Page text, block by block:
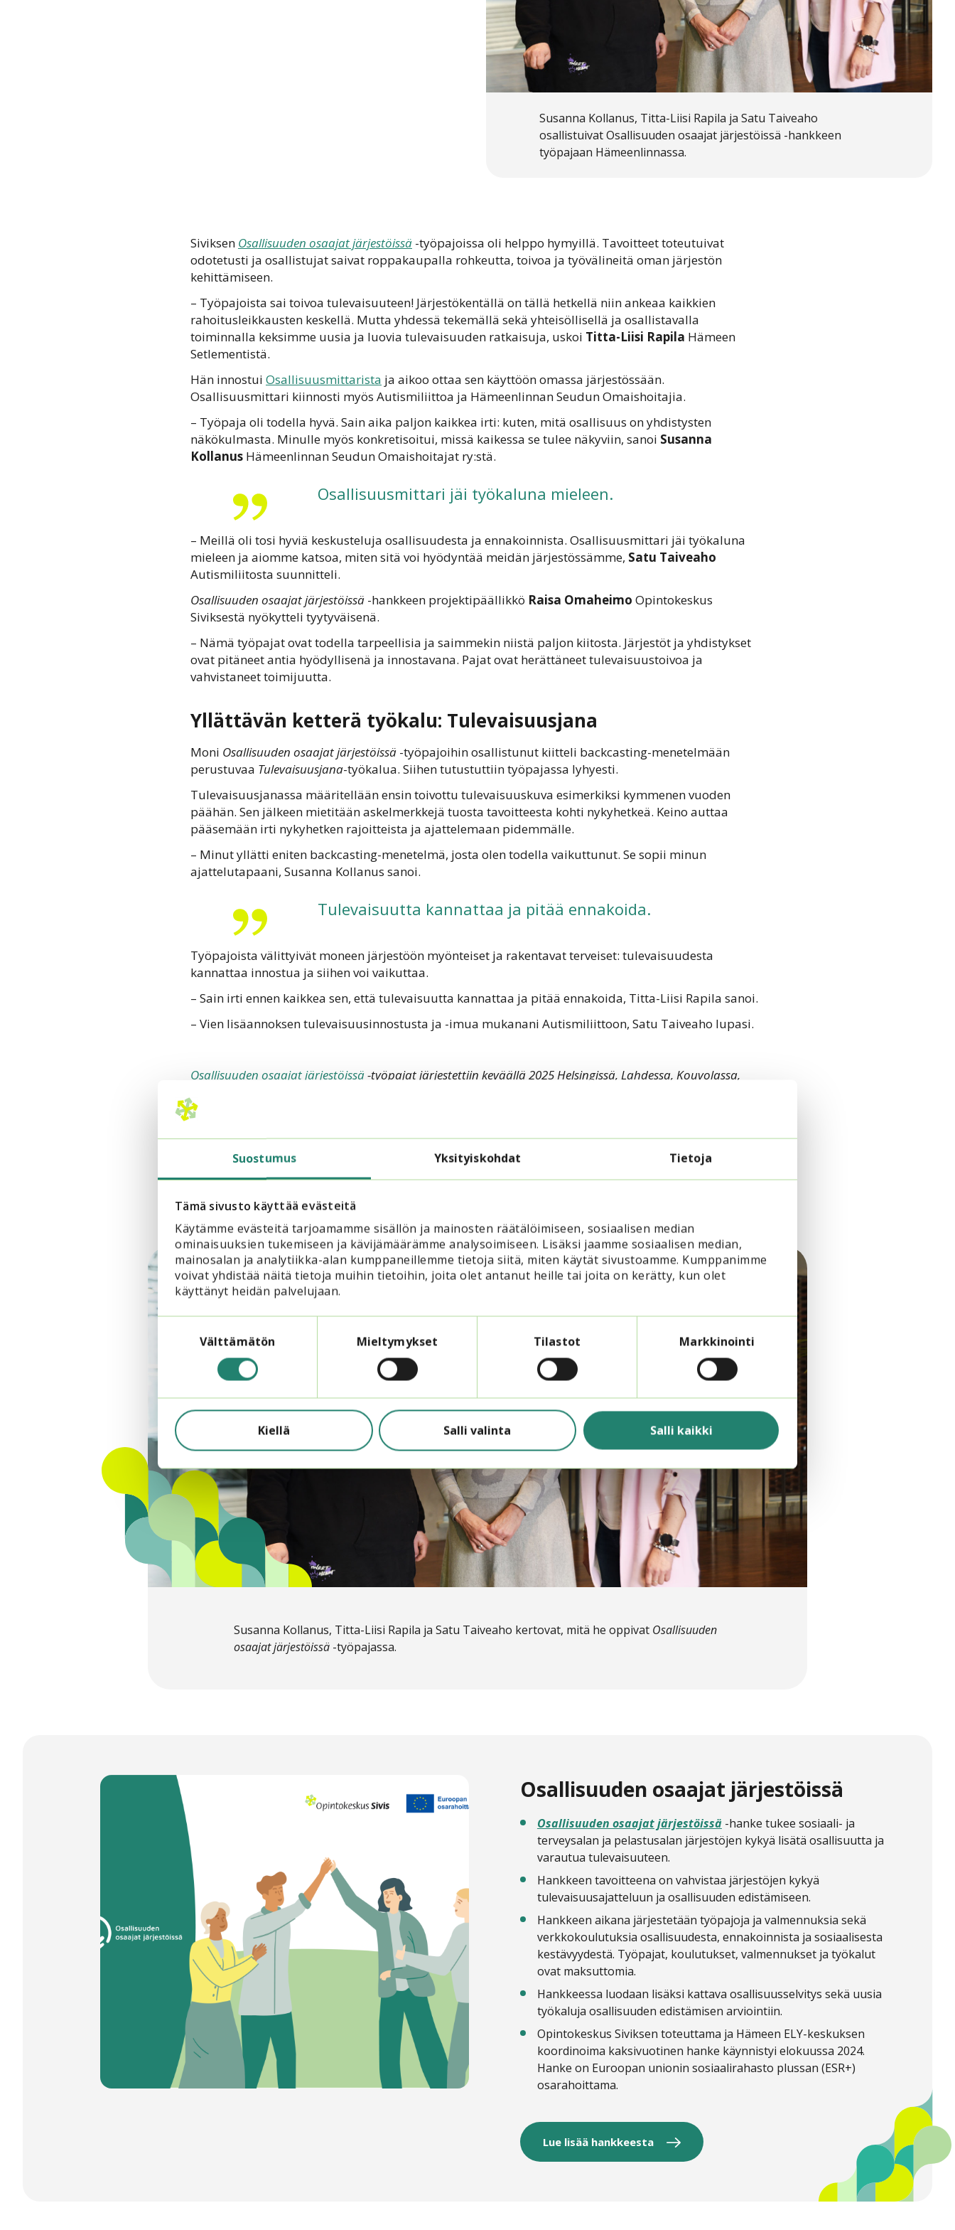
Suostumus Yksityiskohdat Tietoja
Tämä sivusto käyttää evästeitä
Käytämme evästeitä tarjoamamme sisällön ja mainosten räätälöimiseen, sosiaalisen median
ominaisuuksien tukemiseen ja kävijämäärämme analysoimiseen. Lisäksi jaamme sosiaalisen median,
mainosalan ja analytiikka-alan kumppaneillemme tietoja siitä, miten käytät sivustoamme. Kumppanimme
voivat yhdistää näitä tietoja muihin tietoihin, joita olet antanut heille tai joita on kerätty, kun olet
käyttänyt heidän palvelujaan.
Välttämätön Mieltymykset Tilastot Markkinointi
Kiellä Salli valinta Salli kaikki
Susanna Kollanus, Titta-Liisi Rapila ja Satu Taiveaho
osallistuivat Osallisuuden osaajat järjestöissä -hankkeen
työpajaan Hämeenlinnassa.
Siviksen Osallisuuden osaajat järjestöissä -työpajoissa oli helppo hymyillä. Tavoitteet toteutuivat
odotetusti ja osallistujat saivat roppakaupalla rohkeutta, toivoa ja työvälineitä oman järjestön
kehittämiseen.
– Työpajoista sai toivoa tulevaisuuteen! Järjestökentällä on tällä hetkellä niin ankeaa kaikkien
rahoitusleikkausten keskellä. Mutta yhdessä tekemällä sekä yhteisöllisellä ja osallistavalla
toiminnalla keksimme uusia ja luovia tulevaisuuden ratkaisuja, uskoi Titta-Liisi Rapila Hämeen
Setlementistä.
Hän innostui Osallisuusmittarista ja aikoo ottaa sen käyttöön omassa järjestössään.
Osallisuusmittari kiinnosti myös Autismiliittoa ja Hämeenlinnan Seudun Omaishoitajia.
– Työpaja oli todella hyvä. Sain aika paljon kaikkea irti: kuten, mitä osallisuus on yhdistysten
näkökulmasta. Minulle myös konkretisoitui, missä kaikessa se tulee näkyviin, sanoi Susanna
Kollanus Hämeenlinnan Seudun Omaishoitajat ry:stä.
Osallisuusmittari jäi työkaluna mieleen.
– Meillä oli tosi hyviä keskusteluja osallisuudesta ja ennakoinnista. Osallisuusmittari jäi työkaluna
mieleen ja aiomme katsoa, miten sitä voi hyödyntää meidän järjestössämme, Satu Taiveaho
Autismiliitosta suunnitteli.
Osallisuuden osaajat järjestöissä -hankkeen projektipäällikkö Raisa Omaheimo Opintokeskus
Siviksestä nyökytteli tyytyväisenä.
– Nämä työpajat ovat todella tarpeellisia ja saimmekin niistä paljon kiitosta. Järjestöt ja yhdistykset
ovat pitäneet antia hyödyllisenä ja innostavana. Pajat ovat herättäneet tulevaisuustoivoa ja
vahvistaneet toimijuutta.
Yllättävän ketterä työkalu: Tulevaisuusjana
Moni Osallisuuden osaajat järjestöissä -työpajoihin osallistunut kiitteli backcasting-menetelmään
perustuvaa Tulevaisuusjana-työkalua. Siihen tutustuttiin työpajassa lyhyesti.
Tulevaisuusjanassa määritellään ensin toivottu tulevaisuuskuva esimerkiksi kymmenen vuoden
päähän. Sen jälkeen mietitään askelmerkkejä tuosta tavoitteesta kohti nykyhetkeä. Keino auttaa
pääsemään irti nykyhetken rajoitteista ja ajattelemaan pidemmälle.
– Minut yllätti eniten backcasting-menetelmä, josta olen todella vaikuttunut. Se sopii minun
ajattelutapaani, Susanna Kollanus sanoi.
Tulevaisuutta kannattaa ja pitää ennakoida.
Työpajoista välittyivät moneen järjestöön myönteiset ja rakentavat terveiset: tulevaisuudesta
kannattaa innostua ja siihen voi vaikuttaa.
– Sain irti ennen kaikkea sen, että tulevaisuutta kannattaa ja pitää ennakoida, Titta-Liisi Rapila sanoi.
– Vien lisäannoksen tulevaisuusinnostusta ja -imua mukanani Autismiliittoon, Satu Taiveaho lupasi.
Osallisuuden osaajat järjestöissä-työpajat järjestettiin keväällä 2025 Helsingissä, Lahdessa, Kouvolassa,
ilmoittautuminen on nyt käynnissä.
Lue lisää Osallisuuden iltapäivistä ja ilmoittaudu mukaan!
Katso video
Susanna Kollanus, Titta-Liisi Rapila ja Satu Taiveaho kertovat, mitä he oppivat Osallisuuden
osaajat järjestöissä-työpajassa.
Osallisuuden osaajat järjestöissä
Osallisuuden osaajat järjestöissä-hanke tukee sosiaali- ja
terveysalan ja pelastusalan järjestöjen kykyä lisätä osallisuutta ja
varautua tulevaisuuteen.
Hankkeen tavoitteena on vahvistaa järjestöjen kykyä
tulevaisuusajatteluun ja osallisuuden edistämiseen.
Hankkeen aikana järjestetään työpajoja ja valmennuksia sekä
verkkokoulutuksia osallisuudesta, ennakoinnista ja sosiaalisesta
kestävyydestä. Työpajat, koulutukset, valmennukset ja työkalut
ovat maksuttomia.
Hankkeessa luodaan lisäksi kattava osallisuusselvitys sekä uusia
työkaluja osallisuuden edistämisen arviointiin.
Opintokeskus Siviksen toteuttama ja Hämeen ELY-keskuksen
koordinoima kaksivuotinen hanke käynnistyi elokuussa 2024.
Hanke on Euroopan unionin sosiaalirahasto plussan (ESR+)
osarahoittama.
Lue lisää hankkeesta